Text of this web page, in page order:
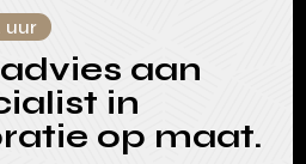
uur
aan
in
op maat.